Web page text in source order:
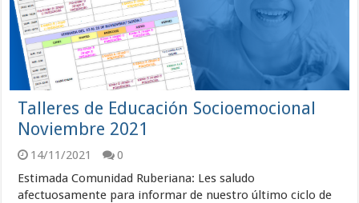
Talleres de Educación Socioemocional
Noviembre 2021
14/11/2021
0
Estimada Comunidad Ruberiana: Les saludo
afectuosamente para informar de nuestro último ciclo de